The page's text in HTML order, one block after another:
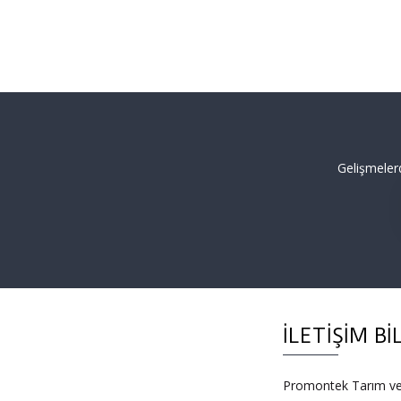
İLETIŞIM
Promontek Tarım